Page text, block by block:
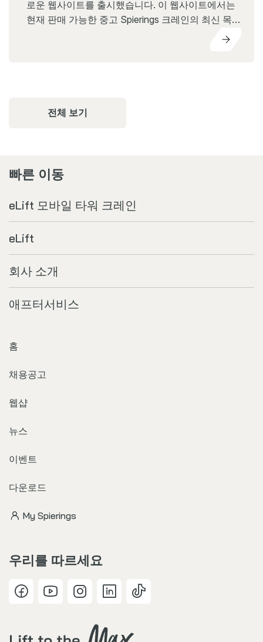
로운 웹사이트를 출시했습니다. 이 웹사이트에서는
현재 판매 가능한 중고 Spierings 크레인의 최신 목록
을 확인할 수 있습니다. Used Cranes 웹사이트의 출
전체 보기
빠른 이동
eLift 모바일 타워 크레인
eLift
회사 소개
애프터서비스
홈
채용공고
웹샵
뉴스
이벤트
다운로드
My Spierings
우리를 따르세요